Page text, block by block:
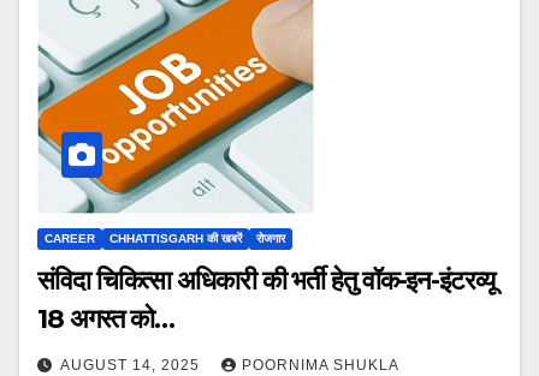
CAREER CHHATTISGARH की खबरें रोजगार
संविदा चिकित्सा अधिकारी की भर्ती हेतु वॉक-इन-इंटरव्यू
18 अगस्त को…
AUGUST 14, 2025 POORNIMA SHUKLA